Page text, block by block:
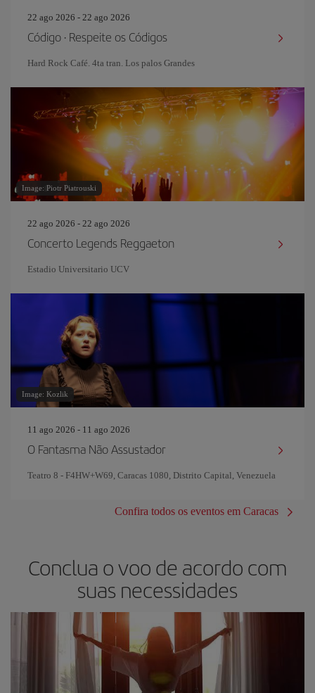
22 ago 2026 - 22 ago 2026
Código · Respeite os Códigos
Hard Rock Café. 4ta tran. Los palos Grandes
Image: Piotr Piatrouski
22 ago 2026 - 22 ago 2026
Concerto Legends Reggaeton
Estadio Universitario UCV
Image: Kozlik
11 ago 2026 - 11 ago 2026
O Fantasma Não Assustador
Teatro 8 - F4HW+W69, Caracas 1080, Distrito Capital, Venezuela
Confira todos os eventos em Caracas
Conclua o voo de acordo com
suas necessidades